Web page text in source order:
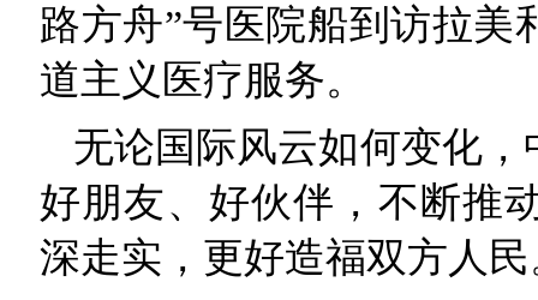
路方舟”号医院船到访拉
道主义医疗服务。
无论国际风云如何变化
好朋友、好伙伴，不断推
深走实，更好造福双方人